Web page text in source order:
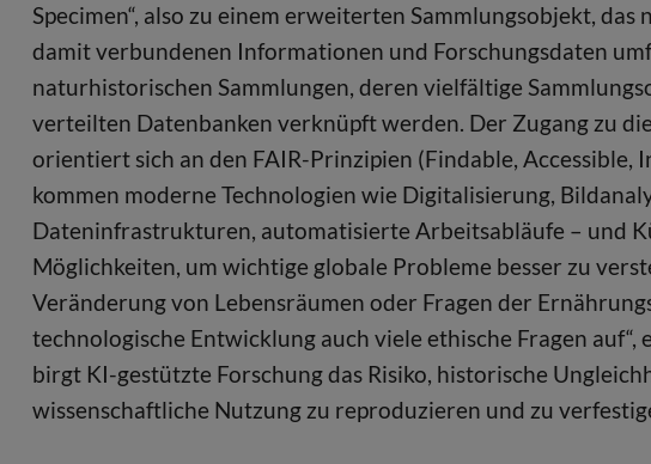
Specimen“, also zu einem erweiterten Sammlungsobjekt,
damit verbundenen Informationen und Forschungsdaten
naturhistorischen Sammlungen, deren vielfältige
verteilten Datenbanken verknüpft werden. Der Zugang zu
orientiert sich an den FAIR-Prinzipien (Findable, Accessible,
kommen moderne Technologien wie Digitalisierung,
Dateninfrastrukturen, automatisierte Arbeitsabläufe – und
Möglichkeiten, um wichtige globale Probleme besser zu
Veränderung von Lebensräumen oder Fragen der
technologische Entwicklung auch viele ethische Fragen
birgt KI-gestützte Forschung das Risiko, historische
wissenschaftliche Nutzung zu reproduzieren und zu